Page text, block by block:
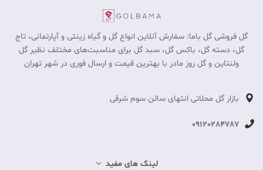
گل فروشی گل باما: سفارش آنلاین انواع گل و گیاه زینتی و آپارتمانی، تاج
گل، دسته گل، باکس گل، سبد گل برای مناسبت‎‌های مختلف نظیر گل
ولنتاین و گل روز مادر با بهترین قیمت و ارسال فوری در شهر تهران
بازار گل محلاتی انتهای سالن سوم شرقی
09120284787
لینک های مفید